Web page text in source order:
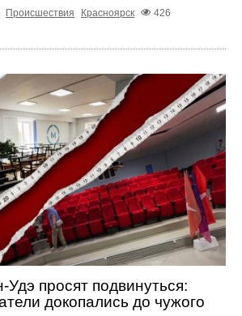
Происшествия Красноярск
426
Удэ просят подвинуться:
докопались до чужого